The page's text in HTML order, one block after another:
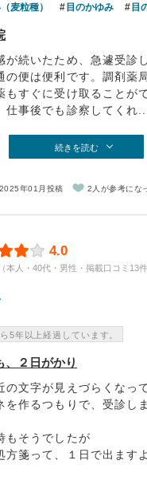
麦粒種） 目のかゆみ 目
が続いたため、急遽受診
の便は便利です。調剤薬
もすぐに受け取ることが
仕事後でも診察してくれ...
続きを読む
年01月投稿 2人が参考にな
4.0
本人・40代・男性・掲載口コミ13件
5年以上経過しています。
、２日がかり
の文字が見えづらくなっ
を作るつもりで、受診し
もそうでしたが
箋って、１日で出ます